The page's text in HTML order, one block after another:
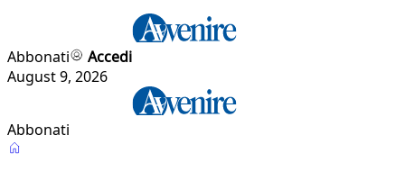
Abbonati
Accedi
August 9, 2026
Abbonati